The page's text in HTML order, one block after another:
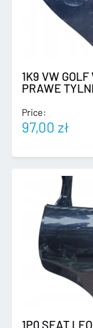
1K9 VW
PRAWE
Price:
97,00 zł
1P0 SEAT